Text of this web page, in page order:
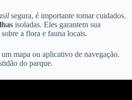
segura, é importante tomar cuidados.
isoladas. Eles garantem sua
a flora e fauna locais.
mapa ou aplicativo de navegação.
do parque.